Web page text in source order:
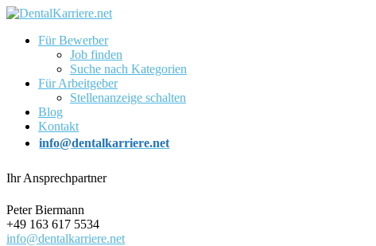
Für Bewerber
Job finden
Suche nach Kategorien
Für Arbeitgeber
Stellenanzeige schalten
Blog
Kontakt
info@dentalkarriere.net
Ihr Ansprechpartner
Peter Biermann
+49 163 617 5534
info@dentalkarriere.net